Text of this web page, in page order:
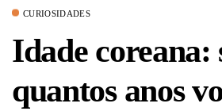
CURIOSIDADES
Idade coreana:
quantos anos